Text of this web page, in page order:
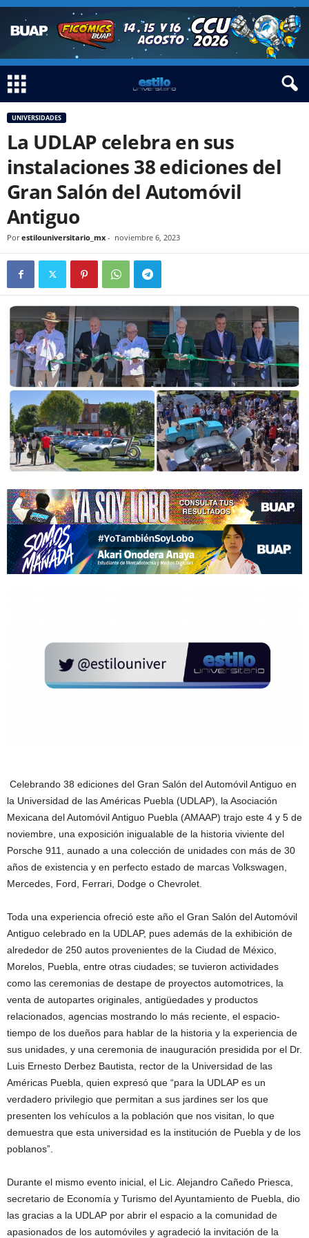
UNIVERSIDADES
La UDLAP celebra en sus
instalaciones 38 ediciones del
Gran Salón del Automóvil
Antiguo
Por estilouniversitario_mx - noviembre 6, 2023
Celebrando 38 ediciones del Gran Salón del Automóvil Antiguo en
la Universidad de las Américas Puebla (UDLAP), la Asociación
Mexicana del Automóvil Antiguo Puebla (AMAAP) trajo este 4 y 5 de
noviembre, una exposición inigualable de la historia viviente del
Porsche 911, aunado a una colección de unidades con más de 30
años de existencia y en perfecto estado de marcas Volkswagen,
Mercedes, Ford, Ferrari, Dodge o Chevrolet.
Toda una experiencia ofreció este año el Gran Salón del Automóvil
Antiguo celebrado en la UDLAP, pues además de la exhibición de
alrededor de 250 autos provenientes de la Ciudad de México,
Morelos, Puebla, entre otras ciudades; se tuvieron actividades
como las ceremonias de destape de proyectos automotrices, la
venta de autopartes originales, antigüedades y productos
relacionados, agencias mostrando lo más reciente, el espacio-
tiempo de los dueños para hablar de la historia y la experiencia de
sus unidades, y una ceremonia de inauguración presidida por el Dr.
Luis Ernesto Derbez Bautista, rector de la Universidad de las
Américas Puebla, quien expresó que “para la UDLAP es un
verdadero privilegio que permitan a sus jardines ser los que
presenten los vehículos a la población que nos visitan, lo que
demuestra que esta universidad es la institución de Puebla y de los
poblanos”.
Durante el mismo evento inicial, el Lic. Alejandro Cañedo Priesca,
secretario de Economía y Turismo del Ayuntamiento de Puebla, dio
las gracias a la UDLAP por abrir el espacio a la comunidad de
apasionados de los automóviles y agradeció la invitación de la